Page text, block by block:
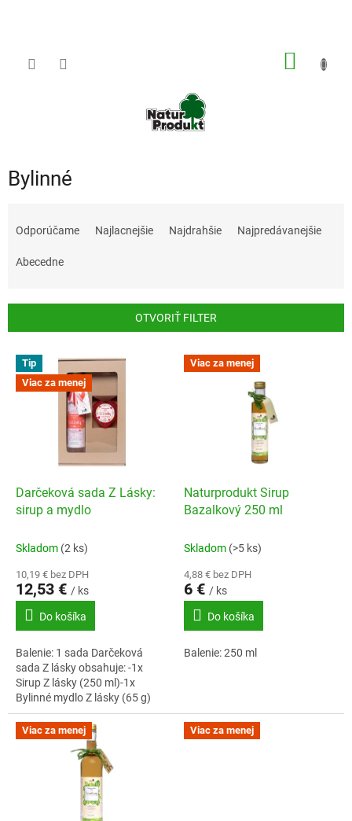
Bylinné
p
Odporúčame Najlacnejšie Najdrahšie Najpredávanejšie
Abecedne
OTVORIŤ FILTER
V Tip
Viac za menej
Darčeková sada Z Lásky:
sirup a mydlo
Skladom (2 ks)
10,19 € bez DPH
12,53 € / ks
Do košíka
Balenie: 1 sada Darčeková
sada Z lásky obsahuje: -1x
Sirup Z lásky (250 ml)-1x
Bylinné mydlo Z lásky (65 g)
Viac za menej
Naturprodukt Sirup
Bazalkový 250 ml
Skladom (>5 ks)
4,88 € bez DPH
6 € / ks
Do košíka
Balenie: 250 ml
Viac za menej Viac za menej